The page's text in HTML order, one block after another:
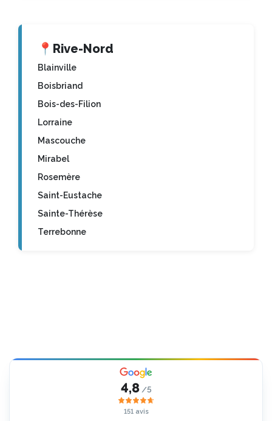
📍 Rive-Nord
Blainville
Boisbriand
Bois-des-Filion
Lorraine
Mascouche
Mirabel
Rosemère
Saint-Eustache
Sainte-Thérèse
Terrebonne
4,8 /5
151 avis